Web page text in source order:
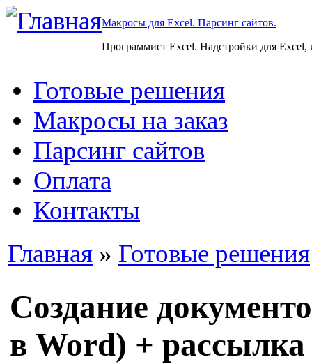
Макросы для Excel. Парсинг сайтов.
Программист Excel. Надстройки для Excel,
Готовые решения
Макросы на заказ
Парсинг сайтов
Оплата
Контакты
Главная » Готовые решения
Создание
в Word) +